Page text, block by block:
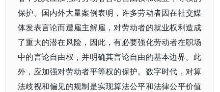
保护。国内外大量案例表明，许多劳动者因在社交媒
体发表言论而遭雇主解雇，对劳动者的就业权利造成
了重大的潜在风险，因此，有必要强化劳动者在职场
中的言论自由权，并明确其言论自由的基本边界。此
外，应加强对劳动者平等权的保护。数字时代，对算
法歧视和偏见的规制是实现算法公平和法律公平价值